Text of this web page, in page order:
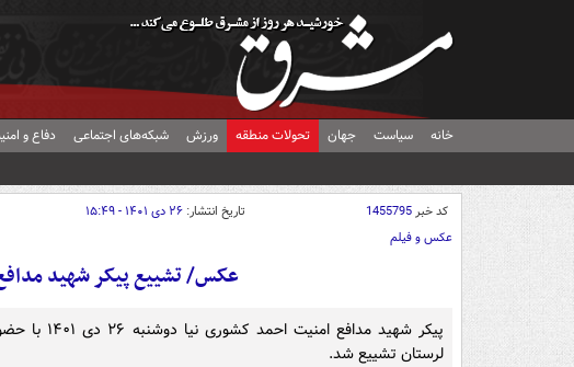
خانه سیاست جهان تحولات منطقه ورزش شبکه‌های اجتماعی دفاع و
کد خبر1455795 تاریخ انتشار: ۲۶ دی ۱۴۰۱ - ۱۵:۴۹
عکس و فیلم
عکس/ تشییع پیکر شهید
پیکر شهید
لرستان تشییع شد.